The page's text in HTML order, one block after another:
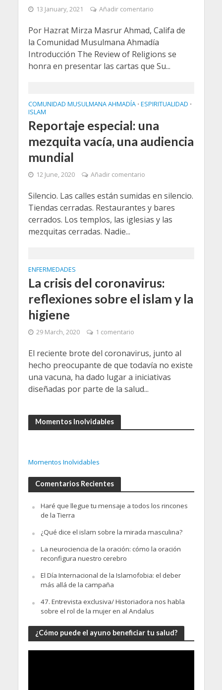
13 January, 2021 Añadir comentario
Por Hazrat Mirza Masrur Ahmad, Califa de
la Comunidad Musulmana Ahmadía
Introducción The Review of Religions se
honra en presentar las cartas que Su...
COMUNIDAD MUSULMANA AHMADÍA • ESPIRITUALIDAD •
ISLAM
Reportaje especial: una
mezquita vacía, una audiencia
mundial
12 June, 2020 Añadir comentario
Silencio. Las calles están sumidas en silencio.
Tiendas cerradas. Restaurantes y bares
cerrados. Los templos, las iglesias y las
mezquitas cerradas. Nadie...
ENFERMEDADES
La crisis del coronavirus:
reflexiones sobre el islam y la
higiene
29 March, 2020 1 comentario
El reciente brote del coronavirus, junto al
hecho preocupante de que todavía no existe
una vacuna, ha dado lugar a iniciativas
diseñadas por parte de la salud...
Momentos Inolvidables
Momentos Inolvidables
Comentarios Recientes
Haré que llegue tu mensaje a todos los rincones
de la Tierra
¿Qué dice el islam sobre la mirada masculina?
La neurociencia de la oración: cómo la oración
reconfigura nuestro cerebro
El Día Internacional de la Islamofobia: el deber
más allá de la campaña
47. Entrevista exclusiva/ Historiadora nos habla
sobre el rol de la mujer en al Andalus
¿Cómo puede el ayuno beneficiar tu salud?